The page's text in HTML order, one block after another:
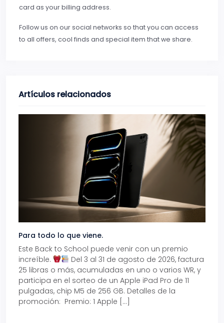
card as your billing address.
Follow us on our social networks so that you can access
to all offers, cool finds and special item that we share.
Artículos relacionados
Para todo lo que viene.
Este Back to School puede venir con un premio
increíble.
Del 3 al 31 de agosto de 2026, factura
25 libras o más, acumuladas en uno o varios WR, y
participa en el sorteo de un Apple iPad Pro de 11
pulgadas, chip M5 de 256 GB. Detalles de la
promoción: Premio: 1 Apple […]